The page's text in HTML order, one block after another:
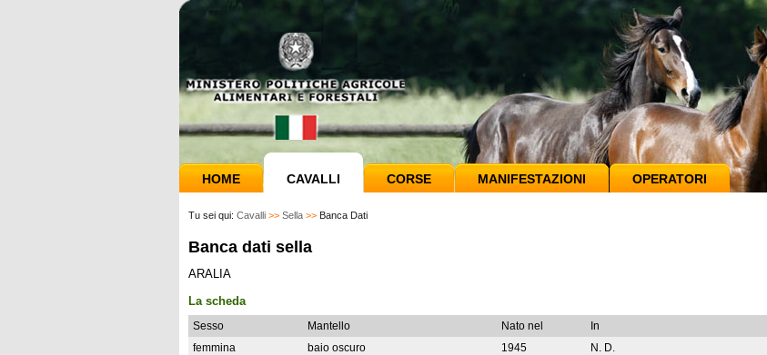
HOME CAVALLI CORSE MANIFESTAZIONI OPERATORI
Tu sei qui: Cavalli >> Sella >> Banca Dati
Banca dati sella
ARALIA
La scheda
Sesso Mantello Nato nel
In
femmina
baio oscuro 1945 N. D.